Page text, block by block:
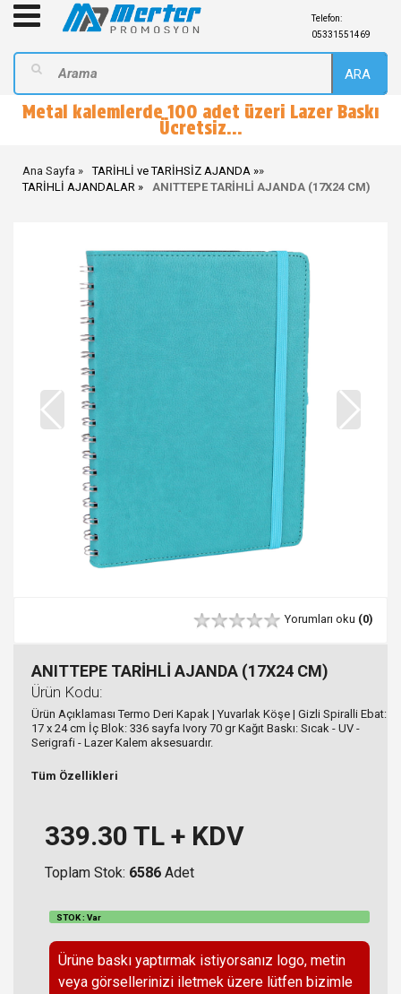
Telefon:
05331551469
ARA
Metal kalemlerde 100 adet üzeri Lazer Baskı
Ücretsiz...
Ana Sayfa TARİHLİ ve TARİHSİZ AJANDA
»
TARİHLİ AJANDALAR
ANITTEPE TARİHLİ AJANDA (17X24 CM)
Yorumları oku (0)
ANITTEPE TARİHLİ AJANDA (17X24 CM)
Ürün Kodu:
Ürün Açıklaması Termo Deri Kapak | Yuvarlak Köşe | Gizli Spiralli Ebat:
17 x 24 cm İç Blok: 336 sayfa Ivory 70 gr Kağıt Baskı: Sıcak - UV -
Serigrafi - Lazer Kalem aksesuardır.
Tüm Özellikleri
339.30 TL + KDV
Toplam Stok: 6586 Adet
STOK : Var
Ürüne baskı yaptırmak istiyorsanız logo, metin
veya görsellerinizi iletmek üzere lütfen bizimle